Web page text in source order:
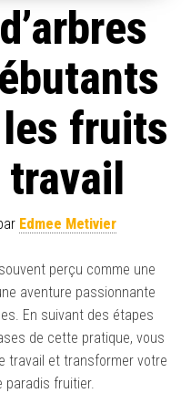
fruits
travail
Edmee Metivier
perçu comme une
aventure passionnante
En suivant des étapes
de cette pratique, vous
travail et transformer votre
paradis fruitier.